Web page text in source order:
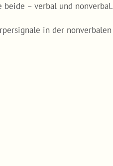
– verbal und nonverbal.
in der nonverbalen